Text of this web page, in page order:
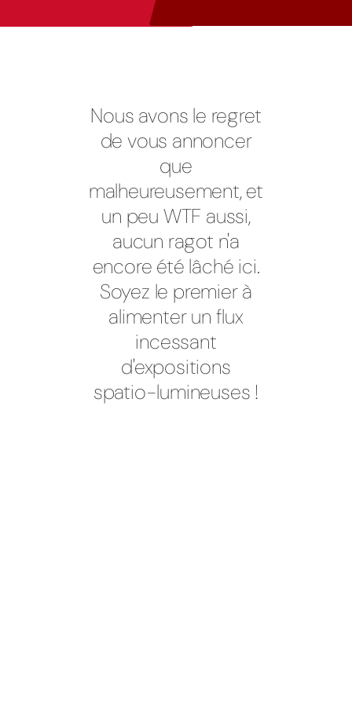
Nous avons le regret
de vous annoncer
que
malheureusement, et
un peu WTF aussi,
aucun ragot n'a
encore été lâché ici.
Soyez le premier à
alimenter un flux
incessant
d'expositions
spatio-lumineuses !